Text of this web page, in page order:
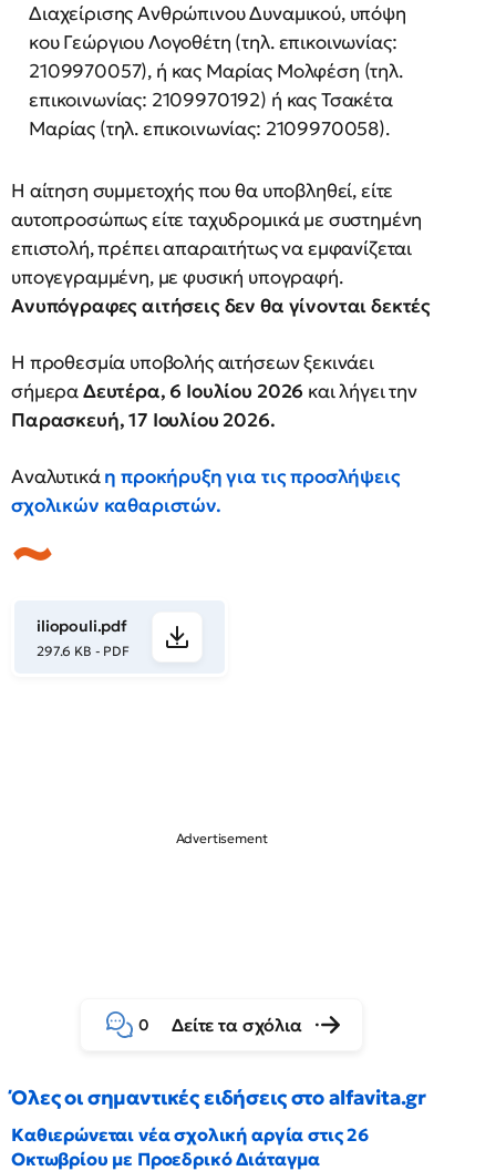
Διαχείρισης Ανθρώπινου Δυναμικού, υπόψη
κου Γεώργιου Λογοθέτη (τηλ. επικοινωνίας:
2109970057), ή κας Μαρίας Μολφέση (τηλ.
επικοινωνίας: 2109970192) ή κας Τσακέτα
Μαρίας (τηλ. επικοινωνίας: 2109970058).
Η αίτηση συμμετοχής που θα υποβληθεί, είτε
αυτοπροσώπως είτε ταχυδρομικά με συστημένη
επιστολή, πρέπει απαραιτήτως να εμφανίζεται
υπογεγραμμένη, με φυσική υπογραφή.
Ανυπόγραφες αιτήσεις δεν θα γίνονται δεκτές
Η προθεσμία υποβολής αιτήσεων ξεκινάει
σήμεραΔευτέρα, 6 Ιουλίου 2026 και λήγει την
Παρασκευή, 17 Ιουλίου 2026.
Αναλυτικάη προκήρυξη για τις προσλήψεις
σχολικών καθαριστών.
iliopouli.pdf
297.6 KB - PDF
0 Δείτε τα σχόλια
Όλες οι σημαντικές ειδήσεις στο alfavita.gr
Καθιερώνεται νέα σχολική αργία στις 26
Οκτωβρίου με Προεδρικό Διάταγμα